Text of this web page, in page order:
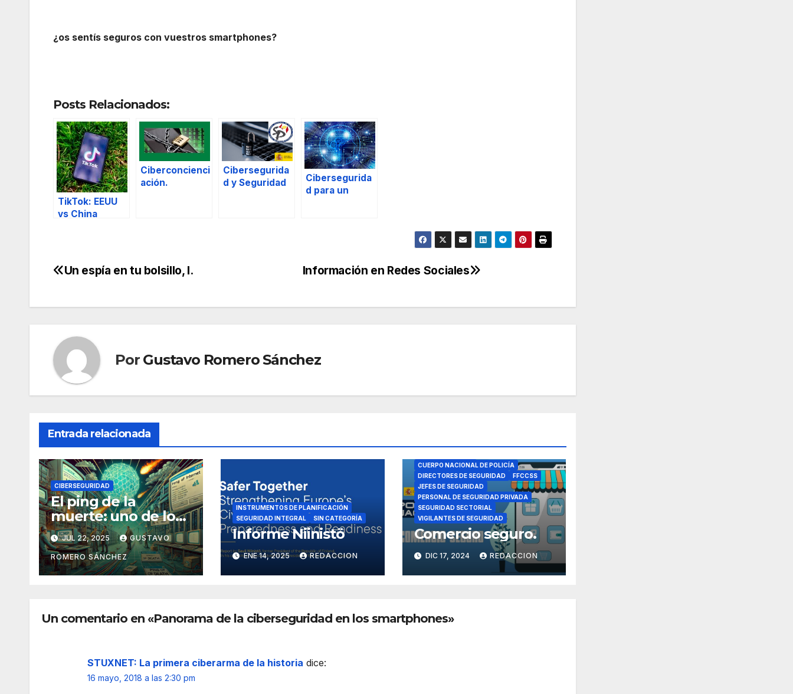
¿os sentís seguros con vuestros smartphones?
Posts Relacionados:
TikTok: EEUU
vs China
Ciberconcienci
ación.
Cibersegurida
d y Seguridad
Cibersegurida
d para un
Navegación
Información en Redes Sociales
Un espía en tu bolsillo, I.
Por Gustavo Romero Sánchez
Entrada relacionada
CIBERSEGURIDAD
El ping de la
muerte: uno de los
primeros ataques
que sacudió
Internet
JUL 22, 2025 GUSTAVO
ROMERO SÁNCHEZ
INSTRUMENTOS DE PLANIFICACIÓN
SEGURIDAD INTEGRAL
SIN CATEGORÍA
Informe Niinistö
ENE 14, 2025 REDACCION
CUERPO NACIONAL DE POLICÍA
DIRECTORES DE SEGURIDAD
FFCCSS
JEFES DE SEGURIDAD
PERSONAL DE SEGURIDAD PRIVADA
SEGURIDAD SECTORIAL
VIGILANTES DE SEGURIDAD
Comercio seguro.
DIC 17, 2024 REDACCION
Un comentario en «Panorama de la ciberseguridad en los smartphones»
STUXNET: La primera ciberarma de la historia dice:
16 mayo, 2018 a las 2:30 pm